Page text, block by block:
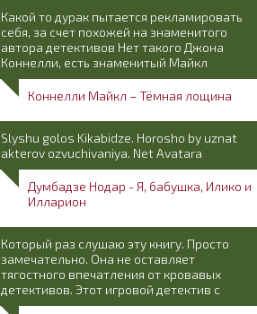
Какой то дурак пытается рекламировать
себя, за счет похожей на знаменитого
автора детективов Нет такого Джона
Коннелли, есть знаменитый Майкл
Коннелли Майкл – Тёмная лощина
Slyshu golos Kikabidze. Horosho by uznat
akterov ozvuchivaniya. Net Avatara
Думбадзе Нодар - Я, бабушка, Илико и
Илларион
Который раз слушаю эту книгу. Просто
замечательно. Она не оставляет
тягостного впечатления от кровавых
детективов. Этот игровой детектив с